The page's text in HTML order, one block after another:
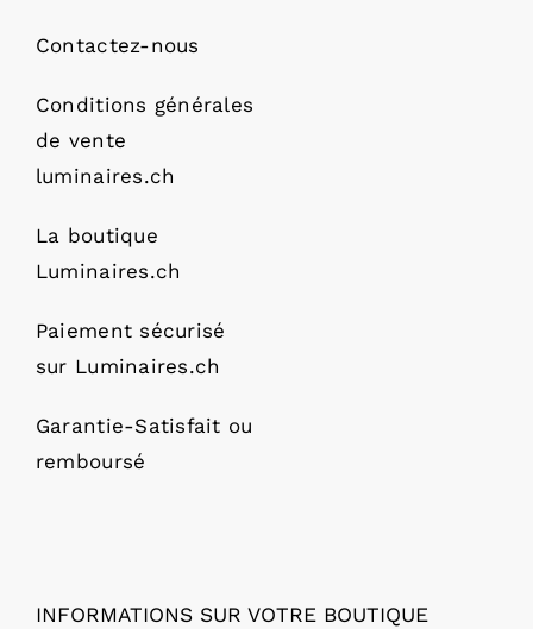
Contactez-nous
Conditions générales
de vente
luminaires.ch
La boutique
Luminaires.ch
Paiement sécurisé
sur Luminaires.ch
Garantie-Satisfait ou
remboursé
INFORMATIONS SUR VOTRE BOUTIQUE